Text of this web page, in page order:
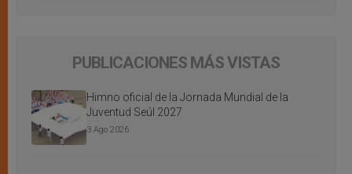
PUBLICACIONES MÁS VISTAS
Himno oficial de la Jornada Mundial de la
Juventud Seúl 2027
3 Ago 2026